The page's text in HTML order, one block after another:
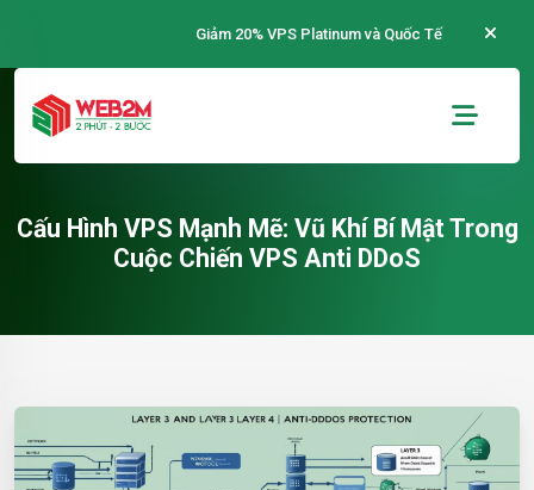
Giảm 20% VPS Platinum và Quốc Tế
Cấu Hình VPS Mạnh Mẽ: Vũ Khí Bí Mật Trong
Cuộc Chiến VPS Anti DDoS